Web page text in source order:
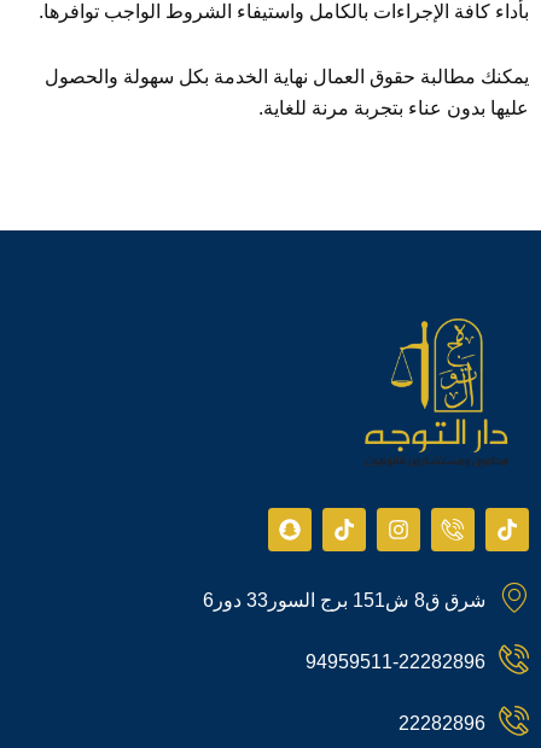
بأداء كافة الإجراءات بالكامل واستيفاء الشروط الواجب توافرها.
يمكنك مطالبة حقوق العمال نهاية الخدمة بكل سهولة والحصول
عليها بدون عناء بتجربة مرنة للغاية.
T
i
t
o
I
c
-
o
e
-
I
n
a
a
T
i
o
S
n
c
شرق ق8 ش151 برج السور33 دور6
94959511-22282896
22282896